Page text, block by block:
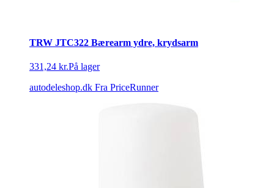
TRW JTC322 Bærearm ydre, krydsarm
331,24 kr.På lager
autodeleshop.dk Fra PriceRunner